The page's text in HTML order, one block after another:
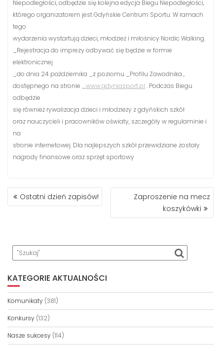
Niepodległości, odbędzie się kolejna edycja Biegu Niepodległości,
którego organizatorem jest Gdyńskie Centrum Sportu. W ramach
tego
wydarzenia wystartują dzieci, młodzież i miłośnicy Nordic Walking.
_Rejestracja do imprezy odbywać się będzie w formie
elektronicznej
_do dnia 24 października _z poziomu _Profilu Zawodnika ,
dostępnego na stronie _ www.gdyniasport.pl . Podczas Biegu
odbędzie
się również rywalizacja dzieci i młodzieży z gdyńskich szkół
oraz nauczycieli i pracowników oświaty, szczegóły w regulaminie i
na
stronie internetowej. Dla najlepszych szkół przewidziane zostały
nagrody finansowe oraz sprzęt sportowy
NAWIGACJA
WPISU
Ostatni dzień zapisów!
Zaproszenie na mecz
koszykówki
KATEGORIE AKTUALNOŚCI
Komunikaty (381)
Konkursy (132)
Nasze sukcesy (114)